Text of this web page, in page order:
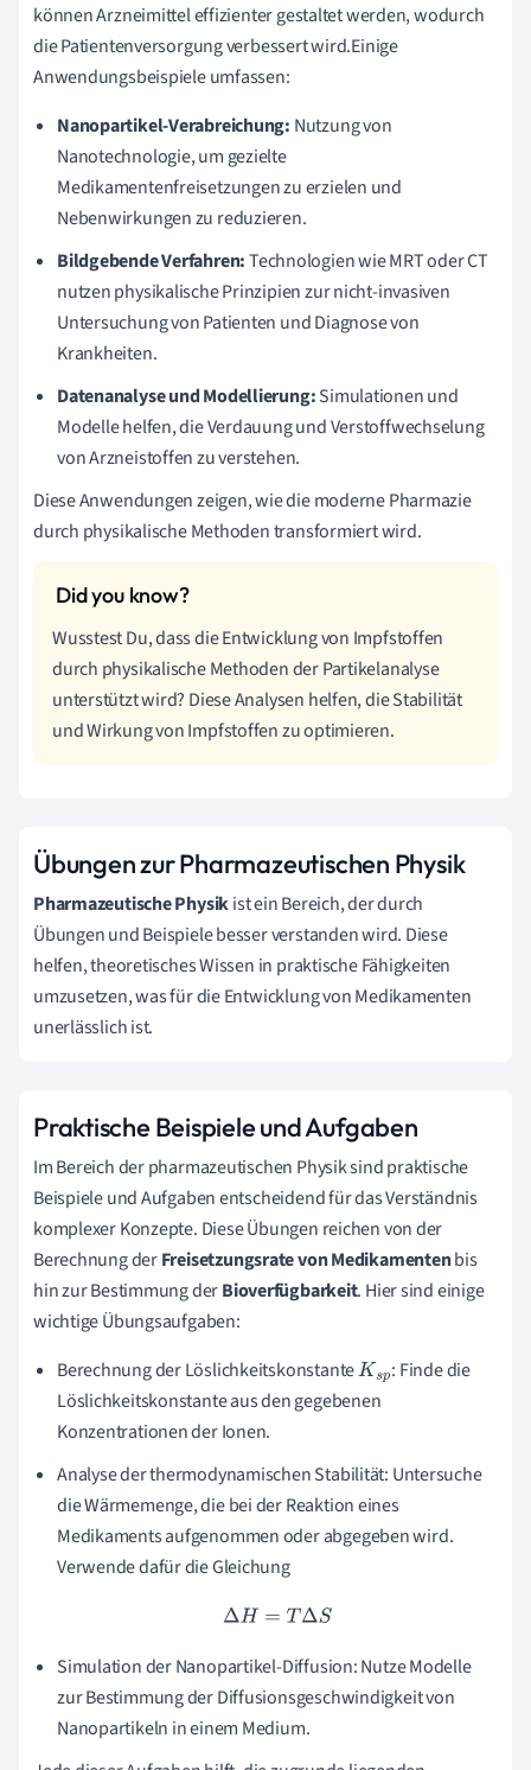
können Arzneimittel effizienter gestaltet werden, wodurch
die Patientenversorgung verbessert wird.Einige
Anwendungsbeispiele umfassen:
Nanopartikel-Verabreichung: Nutzung von
Nanotechnologie, um gezielte
Medikamentenfreisetzungen zu erzielen und
Nebenwirkungen zu reduzieren.
Bildgebende Verfahren:Technologien wie MRT oder CT
nutzen physikalische Prinzipien zur nicht-invasiven
Untersuchung von Patienten und Diagnose von
Krankheiten.
Datenanalyse und Modellierung:Simulationen und
Modelle helfen, die Verdauung und Verstoffwechselung
von Arzneistoffen zu verstehen.
Diese Anwendungen zeigen, wie die moderne Pharmazie
durch physikalische Methoden transformiert wird.
Wusstest Du, dass die Entwicklung von Impfstoffen
durch physikalische Methoden der Partikelanalyse
unterstützt wird? Diese Analysen helfen, die Stabilität
und Wirkung von Impfstoffen zu optimieren.
Übungen zur Pharmazeutischen Physik
Pharmazeutische Physikist ein Bereich, der durch
Übungen und Beispiele besser verstanden wird. Diese
helfen, theoretisches Wissen in praktische Fähigkeiten
umzusetzen, was für die Entwicklung von Medikamenten
unerlässlich ist.
Praktische Beispiele und Aufgaben
Im Bereich der pharmazeutischen Physik sind praktische
Beispiele und Aufgaben entscheidend für das Verständnis
komplexer Konzepte. Diese Übungen reichen von der
Berechnung derFreisetzungsrate von Medikamentenbis
hin zur Bestimmung derBioverfügbarkeit. Hier sind einige
wichtige Übungsaufgaben:
Berechnung der LöslichkeitskonstanteKsp : Finde die
Löslichkeitskonstante aus den gegebenen
Konzentrationen der Ionen.
Analyse der thermodynamischen Stabilität: Untersuche
die Wärmemenge, die bei der Reaktion eines
Medikaments aufgenommen oder abgegeben wird.
Verwende dafür die Gleichung
ΔH=TΔS
Simulation der Nanopartikel-Diffusion: Nutze Modelle
zur Bestimmung der Diffusionsgeschwindigkeit von
Nanopartikeln in einem Medium.